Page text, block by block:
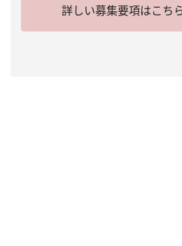
詳しい募集要項はこち